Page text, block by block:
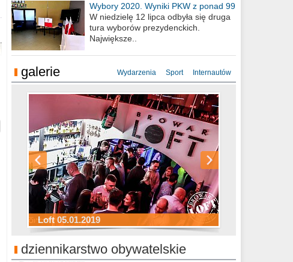
Wybory 2020. Wyniki PKW z ponad 99
procent obwodów
W niedzielę 12 lipca odbyła się druga
tura wyborów prezydenckich.
Największe..
galerie Wydarzenia Sport Internautów
Loft 05.01.2019
Sylwester Podgrodzie 31.12.2018
Sylwester Pensjonat Michelin 31.12.2018
Sylwester Hotel Młyn 31.12.2018
Sylwester Miejski 31.12.2018
Sylwester Loft 31.12.2018
dziennikarstwo obywatelskie